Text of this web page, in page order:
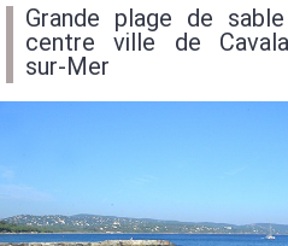
Grande plage de
centre ville de
sur-Mer